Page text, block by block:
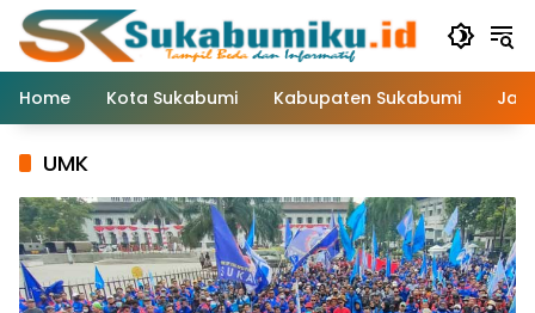
Langsung
konten
Home
Kota Sukabumi Kabupaten Sukabumi
UMK